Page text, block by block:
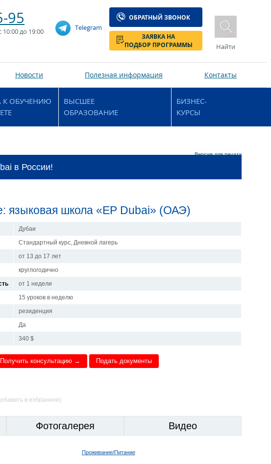
95
до 19:00
Telegram
ОБРАТНЫЙ ЗВОНОК
ЗАЯВКА НА
ПОДБОР ПРОГРАММЫ
Найти
Новости Полезная информация Контакты
К ОБУЧЕНИЮ
ВЫСШЕЕ
ОБРАЗОВАНИЕ
БИЗНЕС-
КУРСЫ
Версия для печати
в России!
языковая школа «EP Dubai» (ОАЭ)
Дубаи
Стандартный курс, Дневной лагерь
от 13 до 17 лет
круглогодично
от 1 недели
15 уроков в неделю
резиденция
Да
340 $
консультацию → Подать документы
в избранное)
Фотогалерея Видео
Проживание/Питание